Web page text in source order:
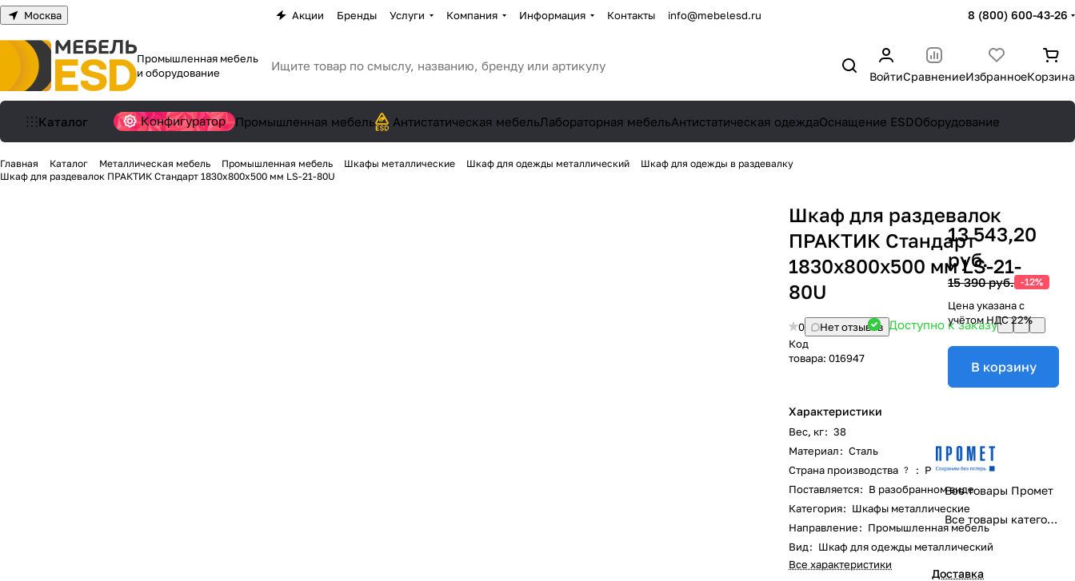
Москва Акции Бренды Услуги Компания Информация Контакты info@mebelesd.ru 8 (800) 600-43-26
Промышленная мебель
и оборудование
ВойтиСравнениеИзбранноеКорзина
Каталог Конфигуратор Промышленная мебель Антистатическая мебельЛабораторная мебельАнтистатическая одеждаОснащение ESDОборудование
Главная Каталог Металлическая мебель Промышленная мебель Шкафы металлические Шкаф для одежды металлический
Шкаф для одежды в раздевалку
Шкаф для раздевалок ПРАКТИК Стандарт 1830x800x500 мм LS-21-80U
Шкаф для раздевалок
ПРАКТИК Стандарт
1830x800x500 мм LS-21-
80U
0
Нет отзывов
Код
товара: 016947
Доступно к заказу
Характеристики
Вес, кг: 38
Материал: Сталь
Страна производства ? : Россия
Поставляется: В разобранном виде
Категория: Шкафы металлические
Направление: Промышленная мебель
Вид: Шкаф для одежды металлический
Все характеристики
13 543,20
руб.
15 390 руб. -12%
Цена указана с
учётом НДС 22%
В корзину
Все товары Промет
Все товары категории
Доставка